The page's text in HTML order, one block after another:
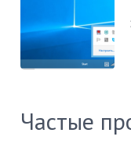
Частые